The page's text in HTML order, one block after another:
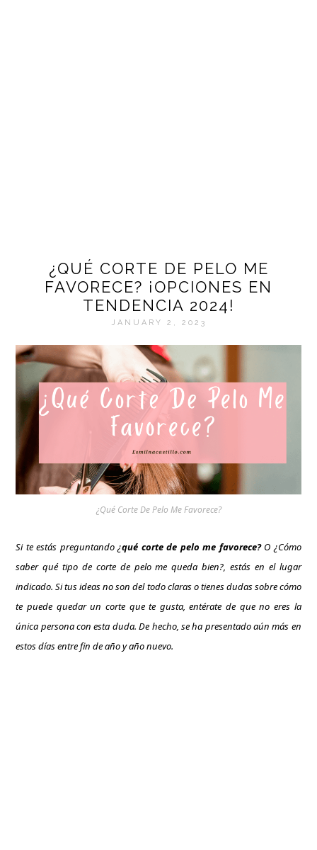
¿QUÉ CORTE DE PELO ME
FAVORECE? ¡OPCIONES EN
TENDENCIA 2024!
JANUARY 2, 2023
¿Qué Corte De Pelo Me Favorece?
Si te estás preguntando ¿qué corte de pelo me favorece? O ¿Cómo
saber qué tipo de corte de pelo me queda bien?, estás en el lugar
indicado. Si tus ideas no son del todo claras o tienes dudas sobre cómo
te puede quedar un corte que te gusta, entérate de que no eres la
única persona con esta duda. De hecho, se ha presentado aún más en
estos días entre fin de año y año nuevo.